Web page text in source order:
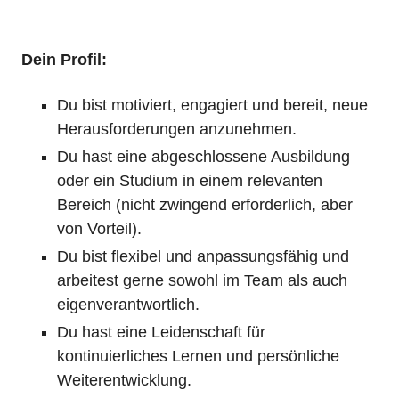
Dein Profil:
Du bist motiviert, engagiert und bereit, neue
Herausforderungen anzunehmen.
Du hast eine abgeschlossene Ausbildung
oder ein Studium in einem relevanten
Bereich (nicht zwingend erforderlich, aber
von Vorteil).
Du bist flexibel und anpassungsfähig und
arbeitest gerne sowohl im Team als auch
eigenverantwortlich.
Du hast eine Leidenschaft für
kontinuierliches Lernen und persönliche
Weiterentwicklung.